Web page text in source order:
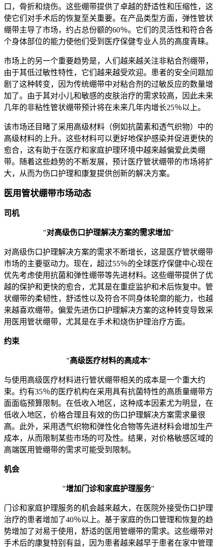
口，骨折和烧伤。这些绷带提供了卓越的舒适性和压缩性，这
使它们对手术后的恢复至关重要。在产品类型方面，弹性管状
绷带主导了市场，约占总份额的60％。它们的灵活性和符合各
个身体部位的能力使他们受到医疗保健专业人员的高度青睐。
市场上的另一个重要趋势是，人们越来越关注非粘合剂绷带，
由于其低过敏性特性，它们越来越受欢迎。患者的安全问题加
剧了这种转变，因为传统绷带中对粘合剂的过敏反应的数量增
加了。由于其对小儿和敏感的皮肤治疗的需求较高，因此未来
几年的非粘性管状绷带预计将在未来几年内增长25％以上。
该市场还目睹了采用高级材料（例如抗菌素和透气织物）中的
高级材料的上升。这些材料可以更好地保护感染并促进更快的
愈合，这有助于在医疗和家庭护理环境中越来越偏爱此类绷
带。随着这些趋势的不断发展，预计医疗管状绷带的市场将扩
大，从而为伤口护理和康复提供创新的解决方案。
医用管状绷带市场动态
司机
"对高级伤口护理解决方案的需求增加"
对高级伤口护理解决方案的需求不断增长，这是医疗管状绷带
市场的主要驱动力。现在，超过55％的全球医疗保健中心现在
优先考虑使用抗菌和弹性绷带等先进材料。这些绷带提供了优
越的保护和更快的愈合，尤其是在重症监护和术后恢复中。管
状绷带的柔韧性，舒适性以及符合不同身体轮廓的能力，也越
来越喜欢绷带。偏爱先进伤口护理解决方案的这种转变导致采
用医用管状绷带，尤其是在手术和烧伤护理治疗方面。
约束
"高级医疗材料的高成本"
与使用高级医疗材料进行管状绷带相关的成本是一个重大约
束。约有35％的医疗机构在采用具有抗菌特性的高质量绷带方
面面临预算限制。在低收入地区，这种成本因素尤为明显，在
低收入地区，价格合理且有效的伤口护理解决方案需求量很
高。此外，采用透气织物和弹性化合物等先进材料会增加生产
成本，从而限制某些市场的可及性。结果，对价格敏感区域的
高端医用管绷带的需求可能受到限制。
机会
"增加门诊和家庭护理服务"
门诊和家庭护理服务的机会越来越大，在医院外接受伤口护理
治疗的患者增加了40％以上。基于家庭的伤口管理和恢复的趋
势增加了对易于使用，舒适的医用管绷带的需求。这些绷带对
手术后的康复特别有益，因为患者越来越早于患者在家中管理